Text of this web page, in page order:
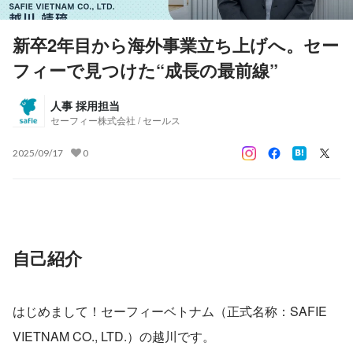
新卒2年目から海外事業立ち上げへ。セー
フィーで見つけた“成長の最前線”
人事 採用担当
セーフィー株式会社 / セールス
2025/09/17 0
自己紹介
はじめまして！セーフィーベトナム（正式名称：SAFIE
VIETNAM CO., LTD.）の越川です。